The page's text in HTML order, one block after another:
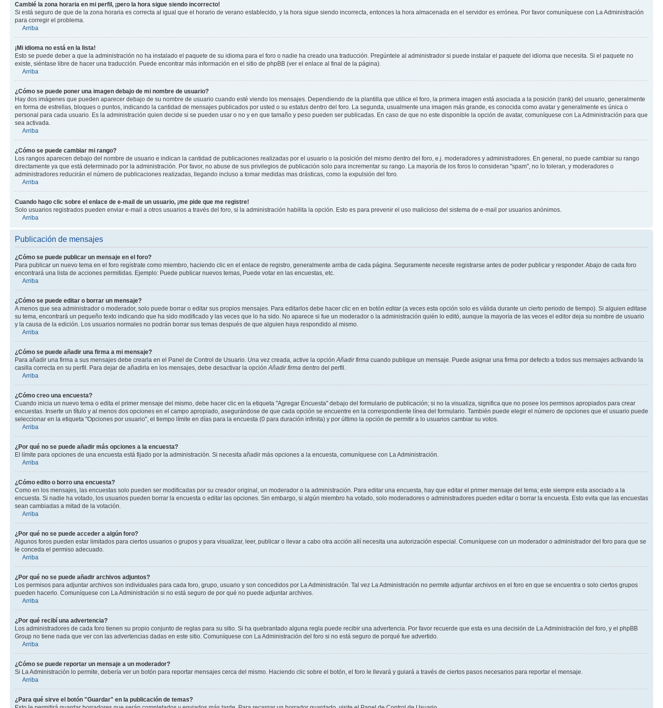
Cambié la zona horaria en mi perfil, ¡pero la hora sigue siendo incorrecto!
Si está seguro de que de la zona horaria es correcta al igual que el horario de verano establecido, y la hora sigue siendo incorrecta, entonces la hora almacenada en el servidor es errónea. Por favor comuníquese con La Administración
para corregir el problema.
Arriba
¡Mi idioma no está en la lista!
Esto se puede deber a que la administración no ha instalado el paquete de su idioma para el foro o nadie ha creado una traducción. Pregúntele al administrador si puede instalar el paquete del idioma que necesita. Si el paquete no
existe, siéntase libre de hacer una traducción. Puede encontrar más información en el sitio de phpBB (ver el enlace al final de la página).
Arriba
¿Cómo se puede poner una imagen debajo de mi nombre de usuario?
Hay dos imágenes que pueden aparecer debajo de su nombre de usuario cuando esté viendo los mensajes. Dependiendo de la plantilla que utilice el foro, la primera imagen está asociada a la posición (rank) del usuario, generalmente
en forma de estrellas, bloques o puntos, indicando la cantidad de mensajes publicados por usted o su estatus dentro del foro. La segunda, usualmente una imagen más grande, es conocida como avatar y generalmente es única o
personal para cada usuario. Es la administración quien decide si se pueden usar o no y en que tamaño y peso pueden ser publicadas. En caso de que no este disponible la opción de avatar, comuníquese con La Administración para que
sea activada.
Arriba
¿Cómo se puede cambiar mi rango?
Los rangos aparecen debajo del nombre de usuario e indican la cantidad de publicaciones realizadas por el usuario o la posición del mismo dentro del foro, e.j. moderadores y administradores. En general, no puede cambiar su rango
directamente ya que está determinado por la administración. Por favor, no abuse de sus privilegios de publicación solo para incrementar su rango. La mayoría de los foros lo consideran "spam", no lo toleran, y moderadores o
administradores reducirán el número de publicaciones realizadas, llegando incluso a tomar medidas mas drásticas, como la expulsión del foro.
Arriba
Cuando hago clic sobre el enlace de e-mail de un usuario, ¡me pide que me registre!
Solo usuarios registrados pueden enviar e-mail a otros usuarios a través del foro, si la administración habilita la opción. Esto es para prevenir el uso malicioso del sistema de e-mail por usuarios anónimos.
Arriba
Publicación de mensajes
¿Cómo se puede publicar un mensaje en el foro?
Para publicar un nuevo tema en el foro regístrate como miembro, haciendo clic en el enlace de registro, generalmente arriba de cada página. Seguramente necesite registrarse antes de poder publicar y responder. Abajo de cada foro
encontrará una lista de acciones permitidas. Ejemplo: Puede publicar nuevos temas, Puede votar en las encuestas, etc.
Arriba
¿Cómo se puede editar o borrar un mensaje?
A menos que sea administrador o moderador, solo puede borrar o editar sus propios mensajes. Para editarlos debe hacer clic en en botón editar(a veces esta opción solo es válida durante un cierto periodo de tiempo). Si alguien editase
su tema, encontrará un pequeño texto indicando que ha sido modificado y las veces que lo ha sido. No aparece si fue un moderador o la administración quién lo editó, aunque la mayoría de las veces el editor deja su nombre de usuario
y la causa de la edición. Los usuarios normales no podrán borrar sus temas después de que alguien haya respondido al mismo.
Arriba
¿Cómo se puede añadir una firma a mi mensaje?
Para añadir una firma a sus mensajes debe crearla en el Panel de Control de Usuario. Una vez creada, active la opción Añadir firma cuando publique un mensaje. Puede asignar una firma por defecto a todos sus mensajes activando la
casilla correcta en su perfil. Para dejar de añadirla en los mensajes, debe desactivar la opción Añadir firma dentro del perfil.
Arriba
¿Cómo creo una encuesta?
Cuando inicia un nuevo tema o edita el primer mensaje del mismo, debe hacer clic en la etiqueta "Agregar Encuesta" debajo del formulario de publicación; si no la visualiza, significa que no posee los permisos apropiados para crear
encuestas. Inserte un título y al menos dos opciones en el campo apropiado, asegurándose de que cada opción se encuentre en la correspondiente línea del formulario. También puede elegir el número de opciones que el usuario puede
seleccionar en la etiqueta "Opciones por usuario", el tiempo límite en días para la encuesta (0 para duración infinita) y por último la opción de permitir a lo usuarios cambiar su votos.
Arriba
¿Por qué no se puede añadir más opciones a la encuesta?
El límite para opciones de una encuesta está fijado por la administración. Si necesita añadir más opciones a la encuesta, comuníquese con La Administración.
Arriba
¿Cómo edito o borro una encuesta?
Como en los mensajes, las encuestas solo pueden ser modificadas por su creador original, un moderador o la administración. Para editar una encuesta, hay que editar el primer mensaje del tema; este siempre esta asociado a la
encuesta. Si nadie ha votado, los usuarios pueden borrar la encuesta o editar las opciones. Sin embargo, si algún miembro ha votado, solo moderadores o administradores pueden editar o borrar la encuesta. Esto evita que las encuestas
sean cambiadas a mitad de la votación.
Arriba
¿Por qué no se puede acceder a algún foro?
Algunos foros pueden estar limitados para ciertos usuarios o grupos y para visualizar, leer, publicar o llevar a cabo otra acción allí necesita una autorización especial. Comuníquese con un moderador o administrador del foro para que se
le conceda el permiso adecuado.
Arriba
¿Por qué no se puede añadir archivos adjuntos?
Los permisos para adjuntar archivos son individuales para cada foro, grupo, usuario y son concedidos por La Administración. Tal vez La Administración no permite adjuntar archivos en el foro en que se encuentra o solo ciertos grupos
pueden hacerlo. Comuníquese con La Administración si no está seguro de por qué no puede adjuntar archivos.
Arriba
¿Por qué recibí una advertencia?
Los administradores de cada foro tienen su propio conjunto de reglas para su sitio. Si ha quebrantado alguna regla puede recibir una advertencia. Por favor recuerde que esta es una decisión de La Administración del foro, y el phpBB
Group no tiene nada que ver con las advertencias dadas en este sitio. Comuníquese con La Administración del foro si no está seguro de porqué fue advertido.
Arriba
¿Cómo se puede reportar un mensaje a un moderador?
Si La Administración lo permite, debería ver un botón para reportar mensajes cerca del mismo. Haciendo clic sobre el botón, el foro le llevará y guiará a través de ciertos pasos necesarios para reportar el mensaje.
Arriba
¿Para qué sirve el botón "Guardar" en la publicación de temas?